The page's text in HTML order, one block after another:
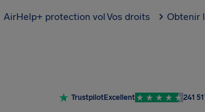
AirHelp+ protection volVos droits Obtenir
TrustpilotExcellent 241